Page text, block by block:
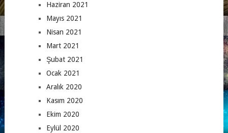
Haziran 2021
Mayıs 2021
Nisan 2021
Mart 2021
Şubat 2021
Ocak 2021
Aralık 2020
Kasım 2020
Ekim 2020
Eylül 2020